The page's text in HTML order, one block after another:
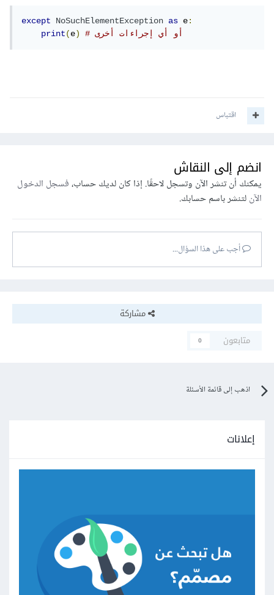
except NoSuchElementException as e:
print(e) # أو أي إجراءات أخرى
اقتباس
انضم إلى النقاش
يمكنك أن تنشر الآن وتسجل لاحقًا. إذا كان لديك حساب،فسجل الدخول
الآنلتنشر باسم حسابك.
أجب على هذا السؤال...
مشاركة
متابعون
0
اذهب إلى قائمة الأسئلة
إعلانات